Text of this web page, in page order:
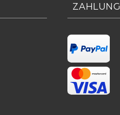
ZAHLUNG